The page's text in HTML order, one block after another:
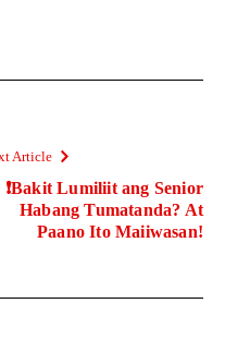
Article
❗Bakit Lumiliit ang Senior
Habang Tumatanda? At
Paano Ito Maiiwasan!